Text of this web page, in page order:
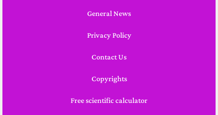
General News
Privacy Policy
Contact Us
Copyrights
Free scientific calculator